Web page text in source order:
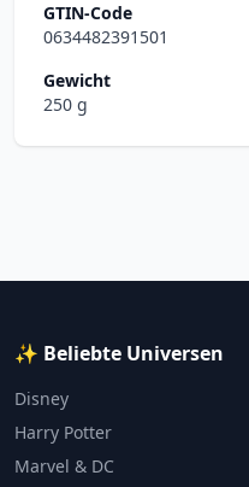
GTIN-Code
0634482391501
Gewicht
250 g
✨ Beliebte Universen
Disney
Harry Potter
Marvel & DC